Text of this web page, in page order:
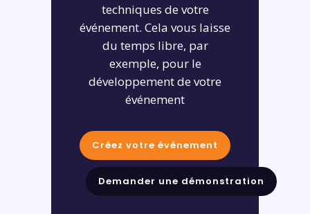
techniques de votre
événement. Cela vous laisse
du temps libre, par
exemple, pour le
développement de votre
événement
Créez votre événement
Demander une démonstration